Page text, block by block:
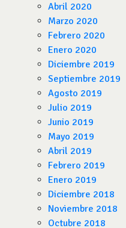
Abril 2020
Marzo 2020
Febrero 2020
Enero 2020
Diciembre 2019
Septiembre 2019
Agosto 2019
Julio 2019
Junio 2019
Mayo 2019
Abril 2019
Febrero 2019
Enero 2019
Diciembre 2018
Noviembre 2018
Octubre 2018